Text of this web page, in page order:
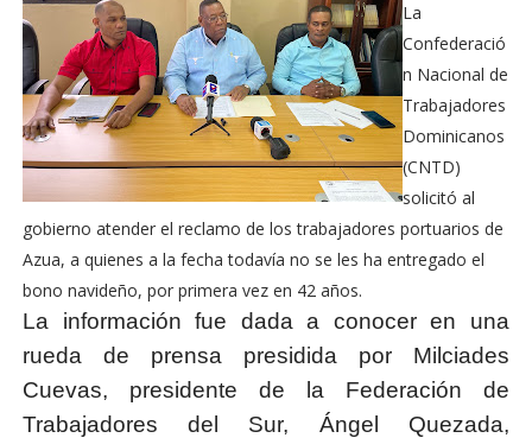
La
Confederació
n Nacional de
Trabajadores
Dominicanos
(CNTD)
solicitó al
gobierno atender el reclamo de los trabajadores portuarios de
Azua, a quienes a la fecha todavía no se les ha entregado el
bono navideño, por primera vez en 42 años.
La información fue dada a conocer en una
rueda de prensa presidida por Milciades
Cuevas, presidente de la Federación de
Trabajadores del Sur, Ángel Quezada,